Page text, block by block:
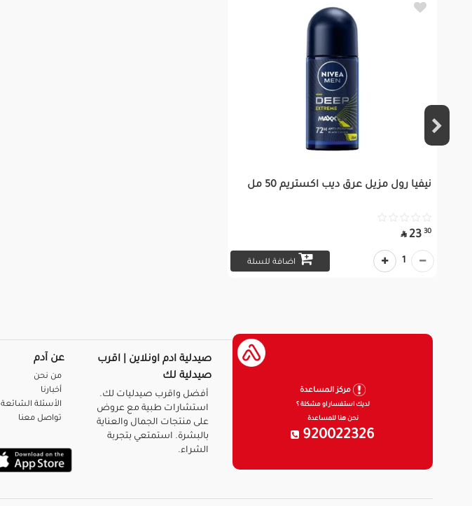
نيفيا رول مزيل عرق ديب اكستريم 50 مل
30
23

اضافة للسلة 1
مركز المساعدة
لديك استفسار او مشكلة ؟
نحن هنا للمساعدة
920022326
صيدلية ادم اونلاين | اقرب
صيدلية لك
أفضل واقرب صيدليات لك.
استشارات طبية مع عروض
على منتجات الجمال والعناية
بالبشرة. استمتعي بتجربة
الشراء.
عن آدم
من نحن
أخبارنا
الأسئلة الشائعة
تواصل معنا